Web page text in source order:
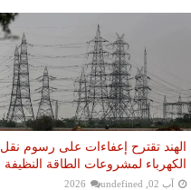
الهند تقترح إعفاءات على رسوم نقل
الكهرباء لمشروعات الطاقة النظيفة
آب 02, 2026 undefined